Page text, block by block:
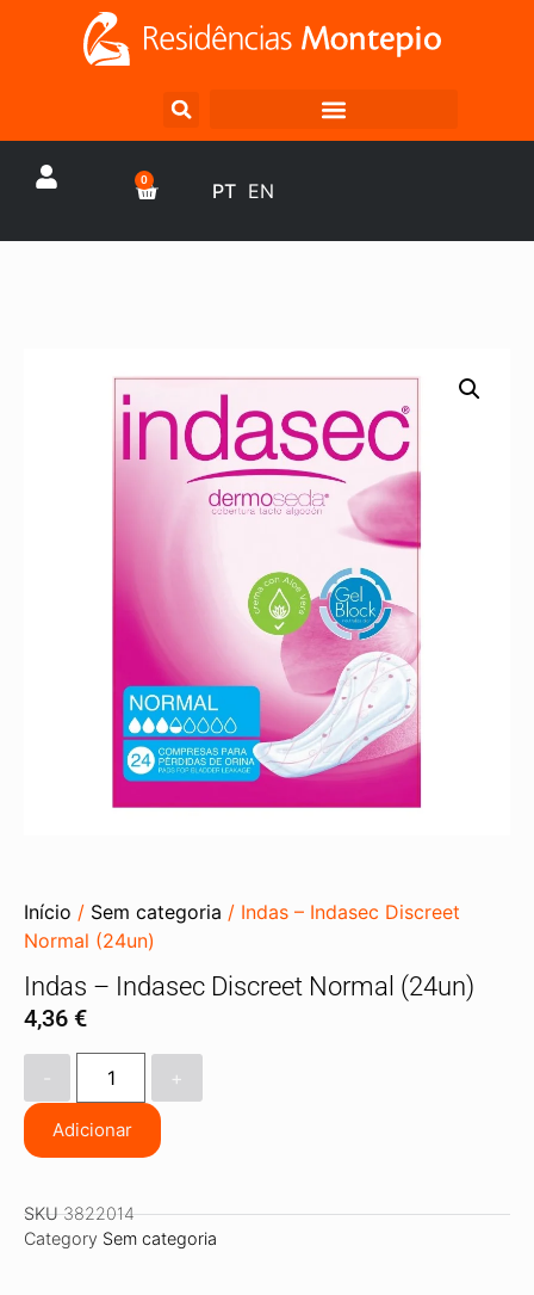
0 PT EN
Início / Sem categoria / Indas – Indasec Discreet
Normal (24un)
Indas – Indasec Discreet Normal (24un)
4,36 €
+
Adicionar
SKU3822014
Category Sem categoria